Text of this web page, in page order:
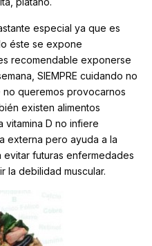
especial ya que es
éste se expone
recomendable exponerse
SIEMPRE cuidando no
queremos provocarnos
existen alimentos
vitamina D no infiere
externa pero ayuda a la
futuras enfermedades
la debilidad muscular.